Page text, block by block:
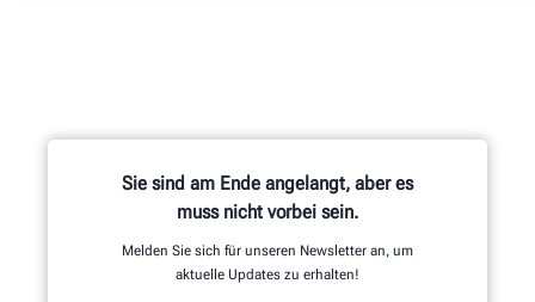
Sie sind am Ende angelangt, aber es
muss nicht vorbei sein.
Melden Sie sich für unseren Newsletter an, um
aktuelle Updates zu erhalten!